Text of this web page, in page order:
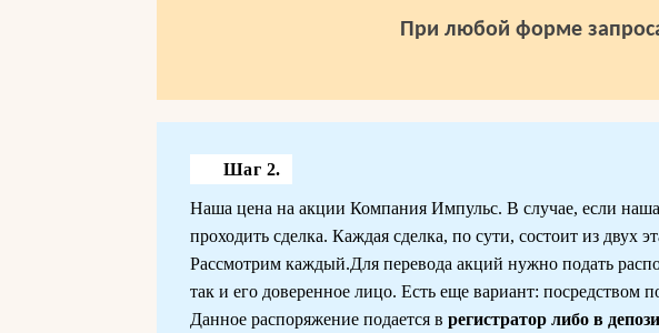
При любой форме
Шаг 2.
Наша цена на акции Компания Импульс. В случае, если
проходить сделка. Каждая сделка, по сути, состоит из
Рассмотрим каждый.Для перевода акций нужно подать
так и его доверенное лицо. Есть еще вариант: посредством
Данное распоряжение подается в регистратор либо в